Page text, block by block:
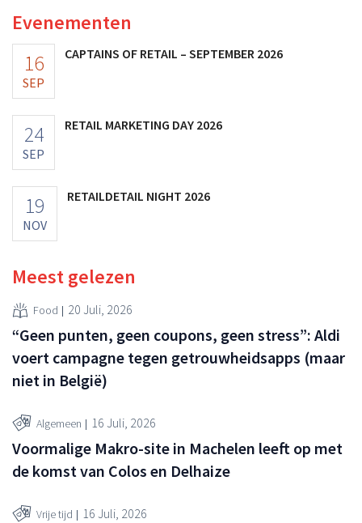
Evenementen
16
SEP
CAPTAINS OF RETAIL – SEPTEMBER 2026
24
SEP
RETAIL MARKETING DAY 2026
19
NOV
RETAILDETAIL NIGHT 2026
Meest gelezen
Food 20 Juli, 2026
“Geen punten, geen coupons, geen stress”: Aldi
voert campagne tegen getrouwheidsapps (maar
niet in België)
Algemeen 16 Juli, 2026
Voormalige Makro-site in Machelen leeft op met
de komst van Colos en Delhaize
Vrije tijd 16 Juli, 2026